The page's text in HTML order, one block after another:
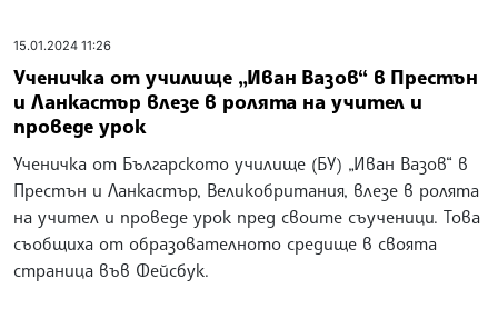
15.01.2024 11:26
Ученичка от училище „Иван Вазов“ в Престън
и Ланкастър влезе в ролята на учител и
проведе урок
Ученичка от Българското училище (БУ) „Иван Вазов“ в
Престън и Ланкастър, Великобритания, влезе в ролята
на учител и проведе урок пред своите съученици. Това
съобщиха от образователното средище в своята
страница във Фейсбук.